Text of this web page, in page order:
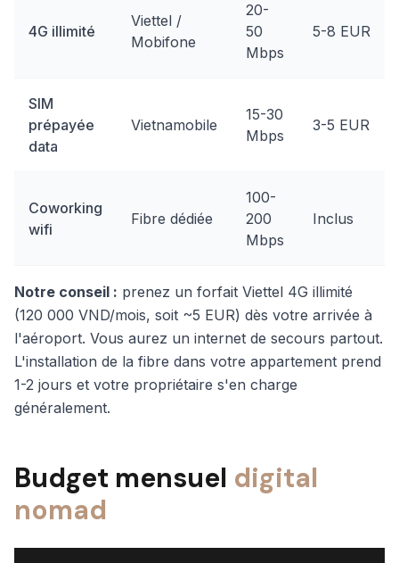
4G illimité
Viettel /
Mobifone
20-
50
Mbps
5-8 EUR
SIM
prépayée
data
Vietnamobile
15-30
Mbps
3-5 EUR
Coworking
wifi
Fibre dédiée
100-
200
Mbps
Inclus
Notre conseil : prenez un forfait Viettel 4G illimité
(120 000 VND/mois, soit ~5 EUR) dès votre arrivée à
l'aéroport. Vous aurez un internet de secours partout.
L'installation de la fibre dans votre appartement prend
1-2 jours et votre propriétaire s'en charge
généralement.
Budget mensuel digital
nomad